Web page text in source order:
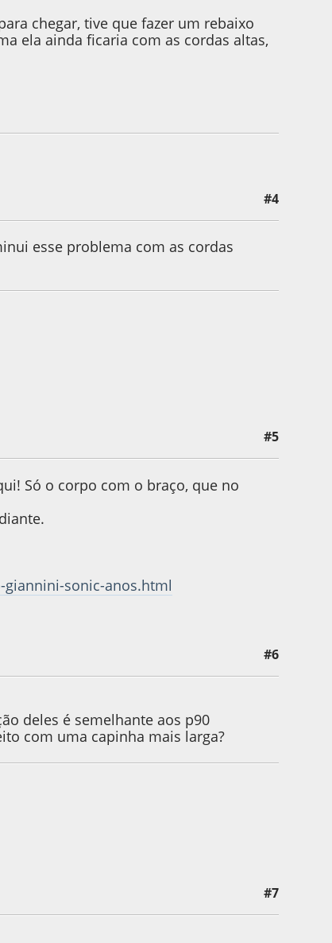
chegar, tive que fazer um rebaixo
ela ainda ficaria com as cordas altas,
#4
esse problema com as cordas
#5
Só o corpo com o braço, que no
sonic-anos.html
#6
deles é semelhante aos p90
com uma capinha mais larga?
#7